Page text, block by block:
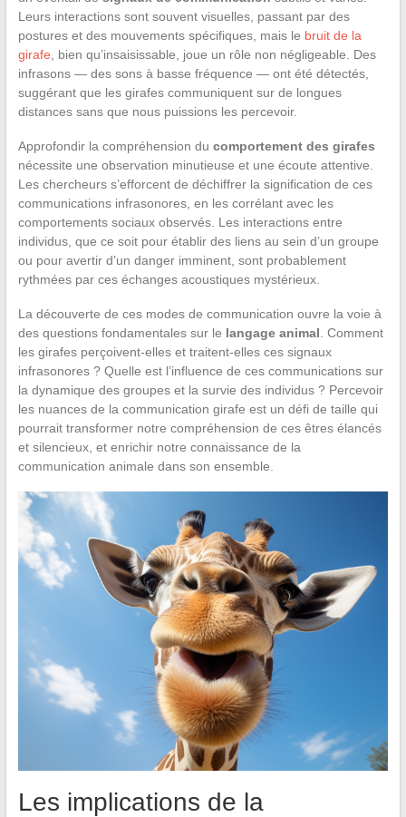
Leurs interactions sont souvent visuelles, passant par des
postures et des mouvements spécifiques, mais le bruit de la
girafe , bien qu’insaisissable, joue un rôle non négligeable. Des
infrasons — des sons à basse fréquence — ont été détectés,
suggérant que les girafes communiquent sur de longues
distances sans que nous puissions les percevoir.
Approfondir la compréhension du comportement des girafes
nécessite une observation minutieuse et une écoute attentive.
Les chercheurs s’efforcent de déchiffrer la signification de ces
communications infrasonores, en les corrélant avec les
comportements sociaux observés. Les interactions entre
individus, que ce soit pour établir des liens au sein d’un groupe
ou pour avertir d’un danger imminent, sont probablement
rythmées par ces échanges acoustiques mystérieux.
La découverte de ces modes de communication ouvre la voie à
des questions fondamentales sur le langage animal . Comment
les girafes perçoivent-elles et traitent-elles ces signaux
infrasonores ? Quelle est l’influence de ces communications sur
la dynamique des groupes et la survie des individus ? Percevoir
les nuances de la communication girafe est un défi de taille qui
pourrait transformer notre compréhension de ces êtres élancés
et silencieux, et enrichir notre connaissance de la
communication animale dans son ensemble.
Les implications de la